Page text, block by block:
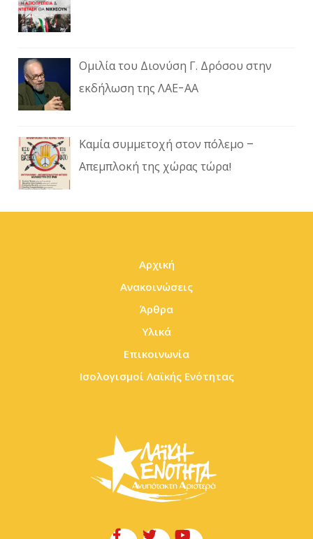
Ομιλία του Διονύση Γ. Δρόσου στην
εκδήλωση της ΛΑΕ-ΑΑ
Καμία συμμετοχή στον πόλεμο –
Απεμπλοκή της χώρας τώρα!
Αρχική
Ανακοινώσεις
Άρθρα
Υλικά
Επικοινωνία
Ισολογισμοί Λαϊκής Ενότητας